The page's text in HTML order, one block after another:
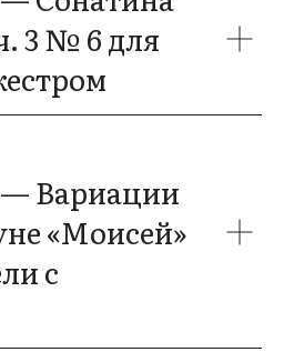
3 № 6 для
Вариации
«Моисей»
с